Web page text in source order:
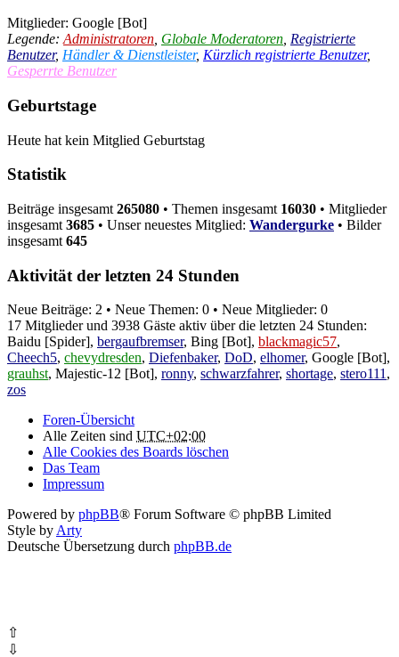
Mitglieder: Google [Bot]
Legende: Administratoren Globale Moderatoren Registrierte
Benutzer, Händler & Dienstleister, Kürzlich registrierte Benutzer,
Gesperrte Benutzer
Geburtstage
Heute hat kein Mitglied Geburtstag
Statistik
Beiträge insgesamt 265080 • Themen insgesamt 16030 • Mitglieder
insgesamt 3685 • Unser neuestes Mitglied: Wandergurke • Bilder
insgesamt 645
Aktivität der letzten 24 Stunden
Neue Beiträge: 2 • Neue Themen: 0 • Neue Mitglieder: 0
17 Mitglieder und 3938 Gäste aktiv über die letzten 24 Stunden:
Baidu [Spider], bergaufbremser, Bing [Bot], blackmagic57,
Cheech5, chevydresden, Diefenbaker, DoD, elhomer, Google [Bot],
grauhst, Majestic-12 [Bot], ronny, schwarzfahrer, shortage, stero111 ,
zos
Foren-Übersicht
Alle Zeiten sind UTC+02:00
Alle Cookies des Boards löschen
Das Team
Impressum
Powered by phpBB® Forum Software © phpBB Limited
Style by Arty
Deutsche Übersetzung durch phpBB.de
⇧
⇩